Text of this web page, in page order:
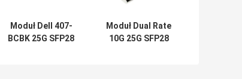
Moduł Dell 407-
BCBK 25G SFP28
Moduł Dual Rate
10G 25G SFP28